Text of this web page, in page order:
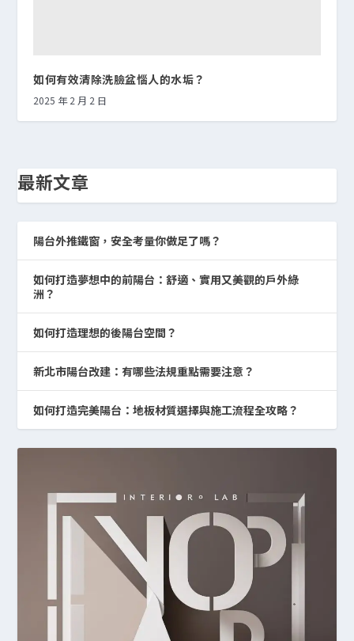
如何有效清除洗臉盆惱人的水垢？
2025 年 2 月 2 日
最新文章
陽台外推鐵窗，安全考量你做足了嗎？
如何打造夢想中的前陽台：舒適、實用又美觀的戶外綠
洲？
如何打造理想的後陽台空間？
新北市陽台改建：有哪些法規重點需要注意？
如何打造完美陽台：地板材質選擇與施工流程全攻略？